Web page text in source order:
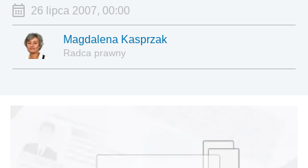
26 lipca 2007, 00:00
Magdalena Kasprzak
Radca prawny